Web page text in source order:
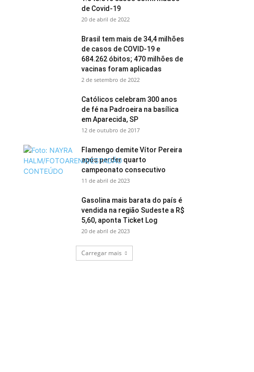
de Covid-19
20 de abril de 2022
Brasil tem mais de 34,4 milhões
de casos de COVID-19 e
684.262 óbitos; 470 milhões de
vacinas foram aplicadas
2 de setembro de 2022
Católicos celebram 300 anos
de fé na Padroeira na basílica
em Aparecida, SP
12 de outubro de 2017
Flamengo demite Vítor Pereira
após perder quarto
campeonato consecutivo
11 de abril de 2023
Gasolina mais barata do país é
vendida na região Sudeste a R$
5,60, aponta Ticket Log
20 de abril de 2023
Carregar mais